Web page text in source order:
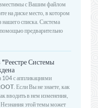
с Вашим файлом
на диске место, в котором
списка. Система
предварительно
Системы
104 с аппликациями
. Если Вы не знаете, как
вводить в нем изменения,
этой темы может